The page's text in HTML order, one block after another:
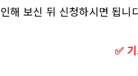
인해 보신 뒤 신청하시면 됩니
✅